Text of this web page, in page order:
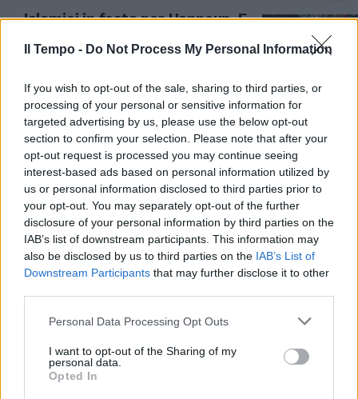
Il Tempo - Do Not Process My Personal Information
If you wish to opt-out of the sale, sharing to third parties, or
processing of your personal or sensitive information for
targeted advertising by us, please use the below opt-out
section to confirm your selection. Please note that after your
opt-out request is processed you may continue seeing
interest-based ads based on personal information utilized by
us or personal information disclosed to third parties prior to
your opt-out. You may separately opt-out of the further
disclosure of your personal information by third parties on the
IAB’s list of downstream participants. This information may
also be disclosed by us to third parties on the IAB’s List of
Downstream Participants that may further disclose it to other
Personal Data Processing Opt Outs
I want to opt-out of the Sharing of my
personal data.
Opted In
Islamici in festa per Hannoun. E
condannati per terrorismo
TERRORISMO
Pasqua sotto minaccia Isis:
"Bruciate chiese e sinagoghe".
Gli obiettivi
04/04/2026
PROCEDIMENTO
Arrestata a Parigi
per il post choc che glorificava il
terrorista
A PERUGIA